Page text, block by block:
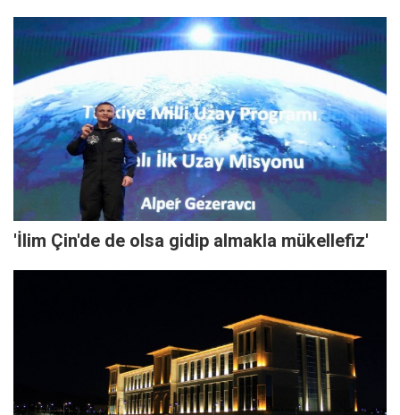
'İlim Çin'de de olsa gidip almakla mükellefiz'